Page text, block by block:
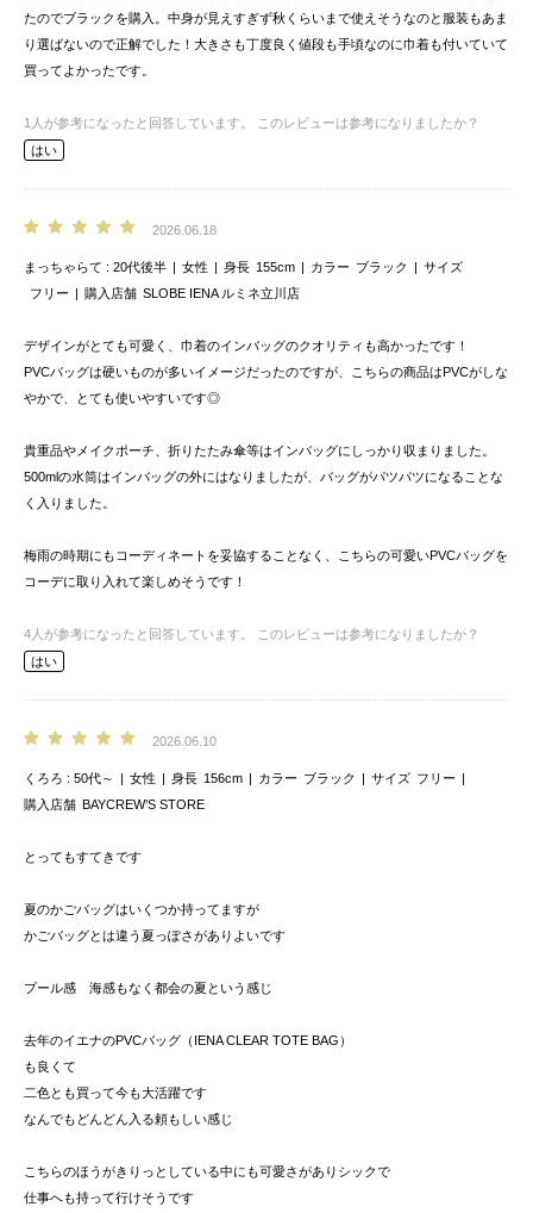
たのでブラックを購入。中身が見えすぎず秋くらいまで使えそうなのと服装もあま
り選ばないので正解でした！大きさも丁度良く値段も手頃なのに巾着も付いていて
買ってよかったです。
1 人が参考になったと回答しています。
このレビューは参考になりましたか？
はい
2026.06.18
まっちゃらて 20代後半 女性 身長 155cm カラー ブラック
サイズ
フリー
購入店舗 SLOBE IENA ルミネ立川店
デザインがとても可愛く、巾着のインバッグのクオリティも高かったです！
PVCバッグは硬いものが多いイメージだったのですが、こちらの商品はPVCがしな
やかで、とても使いやすいです◎
貴重品やメイクポーチ、折りたたみ傘等はインバッグにしっかり収まりました。
500mlの水筒はインバッグの外にはなりましたが、バッグがパツパツになることな
く入りました。
梅雨の時期にもコーディネートを妥協することなく、こちらの可愛いPVCバッグを
コーデに取り入れて楽しめそうです！
4 人が参考になったと回答しています。
このレビューは参考になりましたか？
はい
2026.06.10
くろろ 50代～ 女性 身長 156cm カラー ブラック サイズ フリー
購入店舗 BAYCREW’S STORE
とってもすてきです
夏のかごバッグはいくつか持ってますが
かごバッグとは違う夏っぽさがありよいです
プール感 海感もなく都会の夏という感じ
去年のイエナのPVCバッグ（IENA CLEAR TOTE BAG）
も良くて
二色とも買って今も大活躍です
なんでもどんどん入る頼もしい感じ
こちらのほうがきりっとしている中にも可愛さがありシックで
仕事へも持って行けそうです